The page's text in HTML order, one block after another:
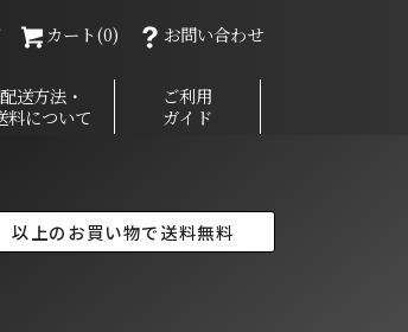
カート(0) お問い合わせ
配送方法・
料について
ご利用
ガイド
以上のお買い物で送料無料